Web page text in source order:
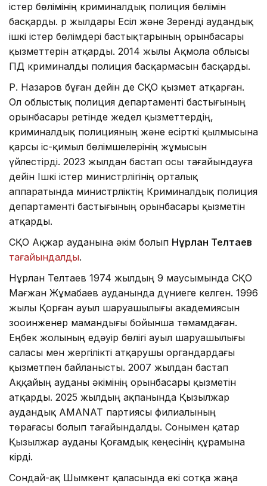
істер бөлімінің криминалдық полиция бөлімін
басқарды. Әр жылдары Есіл және Зеренді аудандық
ішкі істер бөлімдері бастықтарының орынбасары
қызметтерін атқарды. 2014 жылы Ақмола облысы
ПД криминалды полиция басқармасын басқарды.
Р. Назаров бұған дейін де СҚО қызмет атқарған.
Ол облыстық полиция департаменті бастығының
орынбасары ретінде жедел қызметтердің,
криминалдық полицияның және есірткі қылмысына
қарсы іс-қимыл бөлімшелерінің жұмысын
үйлестірді. 2023 жылдан бастап осы тағайындауға
дейін Ішкі істер министрлігінің орталық
аппаратында министрліктің Криминалдық полиция
департаменті бастығының орынбасары қызметін
атқарды.
СҚО Ақжар ауданына әкім болып Нұрлан Телтаев
тағайындалды.
Нұрлан Телтаев 1974 жылдың 9 маусымында СҚО
Мағжан Жұмабаев ауданында дүниеге келген. 1996
жылы Қорған ауыл шаруашылығы академиясын
зооинженер мамандығы бойынша тәмамдаған.
Еңбек жолының едәуір бөлігі ауыл шаруашылығы
саласы мен жергілікті атқарушы органдардағы
қызметпен байланысты. 2007 жылдан бастап
Аққайың ауданы әкімінің орынбасары қызметін
атқарды. 2025 жылдың ақпанында Қызылжар
аудандық AMANAT партиясы филиалының
төрағасы болып тағайындалды. Сонымен қатар
Қызылжар ауданы Қоғамдық кеңесінің құрамына
кірді.
Сондай-ақ Шымкент қаласында екі сотқа жаңа